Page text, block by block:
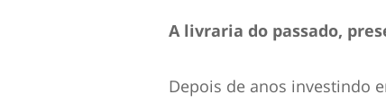
A livraria do passado,
Depois de anos investindo